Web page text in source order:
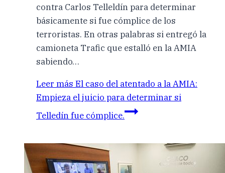
contra Carlos Telleldín para determinar
básicamente si fue cómplice de los
terroristas. En otras palabras si entregó la
camioneta Trafic que estalló en la AMIA
sabiendo…
Leer más El caso del atentado a la AMIA:
Empieza el juicio para determinar si
Telledín fue cómplice.